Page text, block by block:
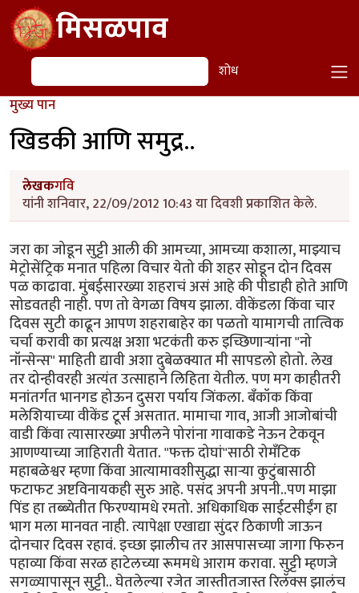
Skip to main contentमिसळपाव
शोध शोध
मुख्य पान
खिडकी आणि समुद्र..
लेखकगवि
यांनी शनिवार, 22/09/2012 10:43 या दिवशी प्रकाशित केले.
जरा का जोडून सुट्टी आली की आमच्या, आमच्या कशाला, माझ्याच
मेट्रोसेंट्रिक मनात पहिला विचार येतो की शहर सोडून दोन दिवस
पळ काढावा. मुंबईसारख्या शहराचं असं आहे की पीडाही होते आणि
सोडवतही नाही. पण तो वेगळा विषय झाला. वीकेंडला किंवा चार
दिवस सुटी काढून आपण शहराबाहेर का पळतो यामागची तात्विक
चर्चा करावी का प्रत्यक्ष अशा भटकंती करु इच्छिणार्‍यांना "नो
नॉन्सेन्स" माहिती द्यावी अशा दुबेळक्यात मी सापडलो होतो. लेख
तर दोन्हीवरही अत्यंत उत्साहाने लिहिता येतील. पण मग काहीतरी
मनांतर्गत भानगड होऊन दुसरा पर्याय जिंकला. बँकॉक किंवा
मलेशियाच्या वीकेंड टूर्स असतात. मामाचा गाव, आजी आजोबांची
वाडी किंवा त्यासारख्या अपीलने पोरांना गावाकडे नेऊन टेकवून
आणण्याच्या जाहिराती येतात. "फक्त दोघां"साठी रोमँटिक
महाबळेश्वर म्हणा किंवा आत्यामावशीसुद्धा सार्‍या कुटुंबासाठी
फटाफट अष्टविनायकही सुरु आहे. पसंद अपनी अपनी..पण माझा
पिंड हा तब्ब्येतीत फिरण्यामधे रमतो. अधिकाधिक साईटसीईंग हा
भाग मला मानवत नाही. त्यापेक्षा एखाद्या सुंदर ठिकाणी जाऊन
दोनचार दिवस रहावं. इच्छा झालीच तर आसपासच्या जागा फिरुन
पहाव्या किंवा सरळ हाटेलच्या रूममधे आराम करावा. सुट्टी म्हणजे
सगळ्यापासून सुट्टी.. घेतलेल्या रजेत जास्तीतजास्त रिलॅक्स झालंच